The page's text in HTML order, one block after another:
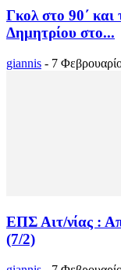
Γκολ στο 90΄ και
Δημητρίου στο...
giannis - 7
ΕΠΣ Αιτ/νίας :
(7/2)